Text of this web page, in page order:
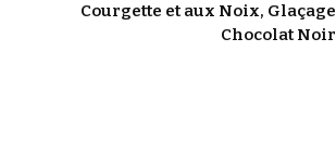
Courgette et aux Noix, Glaçage
Chocolat Noir